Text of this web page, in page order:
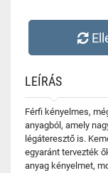
LEÍRÁS
Férfi kényelmes,
anyagból, amely
légáteresztő is.
egyaránt tervezték
anyag kényelmet,